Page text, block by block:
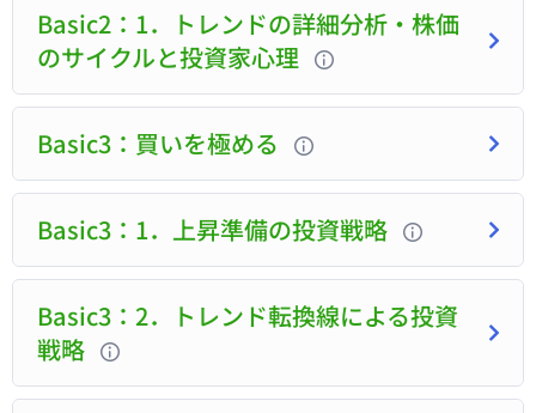
Basic2：1．トレンドの詳細分析・株価
のサイクルと投資家心理
Basic3：買いを極める
Basic3：1．上昇準備の投資戦略
Basic3：2．トレンド転換線による投資
戦略